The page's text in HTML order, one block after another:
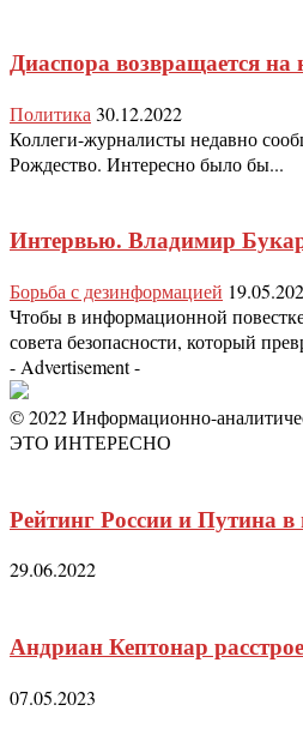
Диаспора возвращается
Политика 30.12.2022
Коллеги-журналисты недавно
Рождество. Интересно было бы...
Интервью. Владимир
Борьба с дезинформацией
Чтобы в информационной
совета безопасности, который
- Advertisement -
© 2022 Информационно-
ЭТО ИНТЕРЕСНО
Рейтинг России и Путина
29.06.2022
Андриан Кептонар
07.05.2023